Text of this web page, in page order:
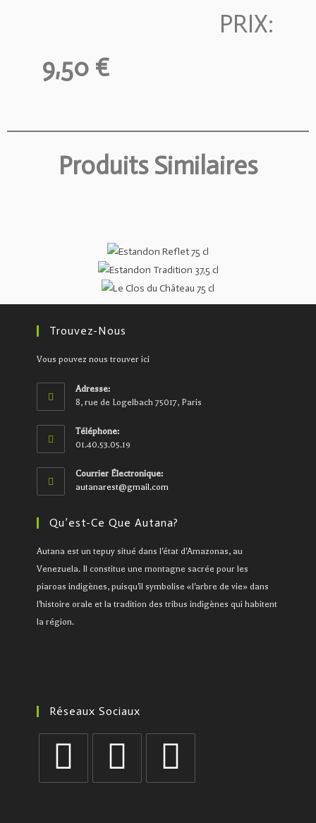
PRIX:
9,50 €
Produits Similaires
Trouvez-Nous
Vous pouvez nous trouver ici
Adresse:
8, rue de Logelbach 75017, Paris
Téléphone:
01.40.53.05.19
Courrier Électronique:
autanarest@gmail.com
Qu’est-Ce Que Autana?
Autana est un tepuy situé dans l'état d'Amazonas, au
Venezuela. Il constitue une montagne sacrée pour les
piaroas indigènes, puisqu'il symbolise «l'arbre de vie» dans
l'histoire orale et la tradition des tribus indigènes qui habitent
la région.
Réseaux Sociaux